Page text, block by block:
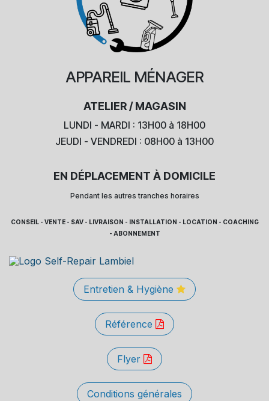
APPAREIL MÉNAGER
ATELIER / MAGASIN
LUNDI - MARDI : 13H00 à 18H00
JEUDI - VENDREDI : 08H00 à 13H00
EN DÉPLACEMENT À DOMICILE
Pendant les autres tranches horaires
CONSEIL - VENTE - SAV - LIVRAISON - INSTALLATION - LOCATION - COACHING
- ABONNEMENT
Entretien & Hygiène
Référence
Flyer
Conditions générales